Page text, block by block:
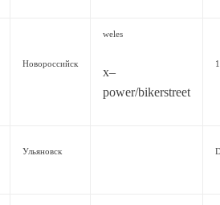
Новороссийск
weles
x–
power/bikerstreet
Ульяновск